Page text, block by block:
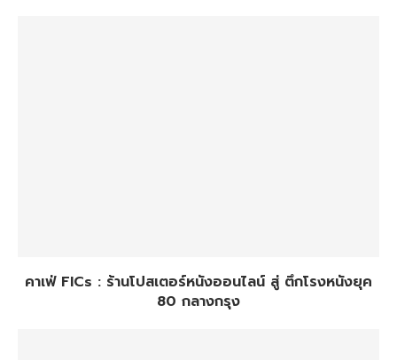
คาเฟ่ FICs : ร้านโปสเตอร์หนังออนไลน์ สู่ ตึกโรงหนังยุค
80 กลางกรุง